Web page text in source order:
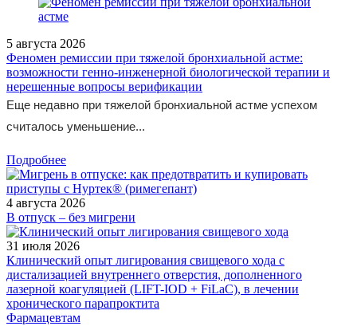
5 августа 2026
Феномен ремиссии при тяжелой бронхиальной астме:
возможности генно-инженерной биологической терапии и
нерешенные вопросы верификации
Еще недавно при тяжелой бронхиальной астме успехом
считалось уменьшение...
Подробнее
4 августа 2026
В отпуск – без мигрени
31 июля 2026
Клинический опыт лигирования свищевого хода с
дистализацией внутреннего отверстия, дополненного
лазерной коагуляцией (LIFT-IOD + FiLaC), в лечении
хронического парапроктита
Фармацевтам